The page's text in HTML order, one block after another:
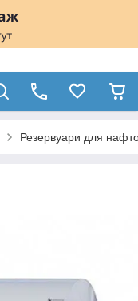
Резервуари для